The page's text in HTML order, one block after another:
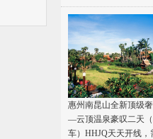
惠州南昆山全新顶级
—云顶温泉豪叹二天
车）HHJQ天天开线，